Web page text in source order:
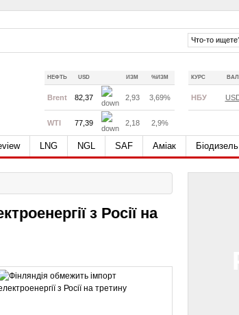
КУРС ВАЛ
НБУ
НЕФТЬ USD ИЗМ %ИЗМ
Brent 82,37 2,93 3,69%
WTI 77,39 2,18 2,9%
LNG NGL SAF Аміак Біодизель
з Росії на